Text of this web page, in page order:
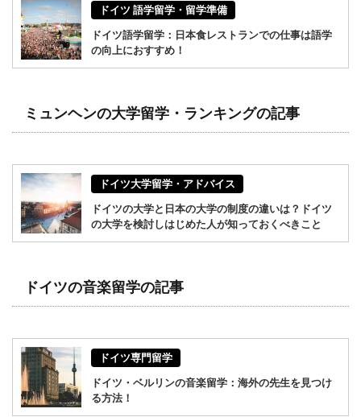
ドイツ 語学留学・留学準備
ドイツ語学留学：日本食レストランでの仕事は語学
の向上におすすめ！
ミュンヘンの大学留学・ランキングの記事
ドイツ大学留学・アドバイス
ドイツの大学と日本の大学の制度の違いは？ドイツ
の大学を検討しはじめた人が知っておくべきこと
ドイツの音楽留学の記事
ドイツ専門留学
ドイツ・ベルリンの音楽留学：海外の先生を見つけ
る方法！